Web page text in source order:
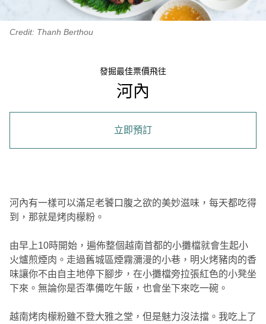
Credit: Thanh Berthou
發掘最佳票價飛往
河內
立即預訂
河內有一樣可以滿足老饕口腹之欲的美妙滋味，每天都吃得
到，那就是烤肉檬粉。
由早上10時開始，遍佈整個越南首都的小攤檔就會生起小
火爐煎煙肉。走過舊城區煙霧瀰漫的小巷，明火烤豬肉的香
味讓你不由自主地停下腳步，在小攤檔旁拉張紅色的小凳坐
下來。無論你是否準備吃午飯，也會坐下來吃一碗。
越南烤肉檬粉雖不登大雅之堂，但是魅力沒法擋。我吃上了